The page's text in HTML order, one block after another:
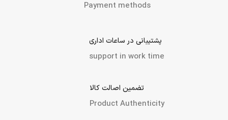
Payment methods
پشتیبانی در ساعات اداری
support in work time
تضمین اصالت کالا
Product Authenticity